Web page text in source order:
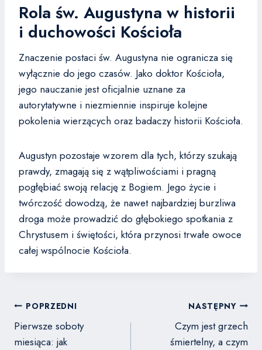
Rola św. Augustyna w historii
i duchowości Kościoła
Znaczenie postaci św. Augustyna nie ogranicza się
wyłącznie do jego czasów. Jako doktor Kościoła,
jego nauczanie jest oficjalnie uznane za
autorytatywne i niezmiennie inspiruje kolejne
pokolenia wierzących oraz badaczy historii Kościoła.
Augustyn pozostaje wzorem dla tych, którzy szukają
prawdy, zmagają się z wątpliwościami i pragną
pogłębiać swoją relację z Bogiem. Jego życie i
twórczość dowodzą, że nawet najbardziej burzliwa
droga może prowadzić do głębokiego spotkania z
Chrystusem i świętości, która przynosi trwałe owoce
całej wspólnocie Kościoła.
Nawigacja
wpisu
POPRZEDNI
Pierwsze soboty
miesiąca: jak
NASTĘPNY
Czym jest grzech
śmiertelny, a czym